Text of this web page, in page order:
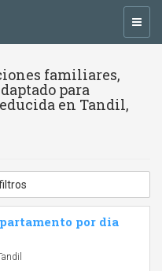
familiares,
para
en Tandil,
por dia